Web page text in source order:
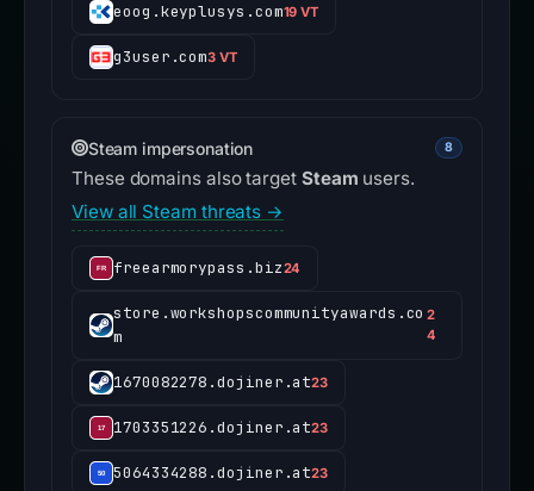
eoog.keyplusys.com19 VT
g3user.com3 VT
Steam impersonation 8
These domains also target Steam users.
View all Steam threats →
freearmorypass.biz24
store.workshopscommunityawards.co
m
2
4
1670082278.dojiner.at23
1703351226.dojiner.at23
5064334288.dojiner.at23